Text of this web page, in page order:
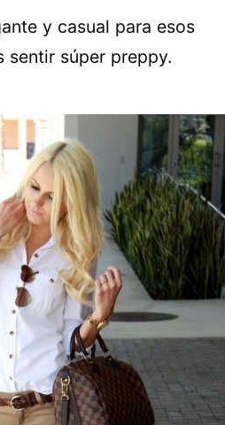
y casual para esos
sentir súper preppy.